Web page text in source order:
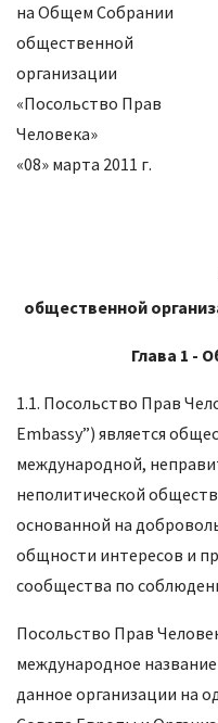
на Общем Cобрании
общественной
организации
«Посольство Прав
Человека»
«08» марта 2011 г.
общественной
Глава 1 -
1.1. Посольство Прав
Embassy”) является
международной,
неполитической
основанной на
общности интересов и
сообщества по
Посольство Прав
международное
данное организации на